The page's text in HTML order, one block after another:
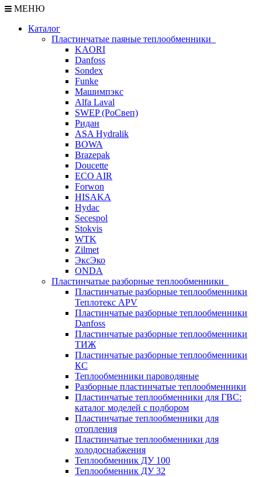
МЕНЮ
Каталог
Пластинчатые паяные теплообменники
KAORI
Danfoss
Sondex
Funke
Машимпэкс
Alfa Laval
SWEP (РоСвеп)
Ридан
ASA Hydralik
BOWA
Brazepak
Doucette
ECO AIR
Forwon
HISAKA
Hydac
Secespol
Stokvis
WTK
Zilmet
ЭксЭко
ONDA
Пластинчатые разборные теплообменники
Пластинчатые разборные теплообменники
Теплотекс APV
Пластинчатые разборные теплообменники
Danfoss
Пластинчатые разборные теплообменники
ТИЖ
Пластинчатые разборные теплообменники
КC
Теплообменники пароводяные
Разборные пластинчатые теплообменники
Пластинчатые теплообменники для ГВС:
каталог моделей с подбором
Пластинчатые теплообменники для
отопления
Пластинчатые теплообменники для
холодоснабжения
Теплообменник ДУ 100
Теплообменник ДУ 32